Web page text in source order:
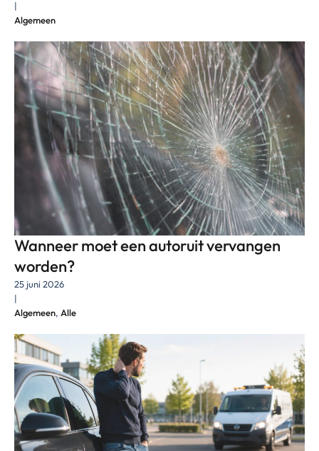
|
Algemeen
Wanneer moet een autoruit vervangen
worden?
25 juni 2026
|
Algemeen, Alle